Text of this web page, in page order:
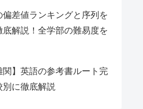
差値ランキングと序列を
解説！全学部の難易度を
関】英語の参考書ルート完
別に徹底解説